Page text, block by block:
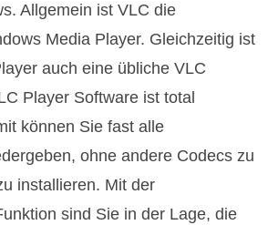
Allgemein ist VLC die
Media Player. Gleichzeitig ist
auch eine übliche VLC
Player Software ist total
können Sie fast alle
ohne andere Codecs zu
installieren. Mit der
sind Sie in der Lage, die